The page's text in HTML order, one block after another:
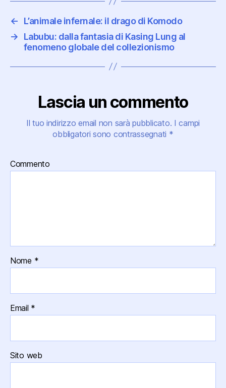
←
L’animale infernale: il drago di Komodo
→
Labubu: dalla fantasia di Kasing Lung al
fenomeno globale del collezionismo
Lascia un commento
Il tuo indirizzo email non sarà pubblicato. I campi
obbligatori sono contrassegnati *
Commento
Nome *
Email *
Sito web